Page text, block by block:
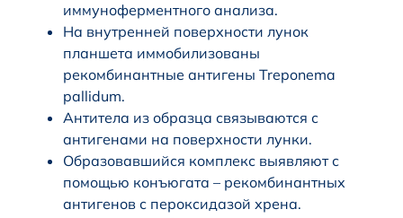
иммуноферментного анализа.
На внутренней поверхности лунок
планшета иммобилизованы
рекомбинантные антигены Treponema
pallidum.
Антитела из образца связываются с
антигенами на поверхности лунки.
Образовавшийся комплекс выявляют с
помощью конъюгата – рекомбинантных
антигенов с пероксидазой хрена.